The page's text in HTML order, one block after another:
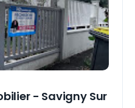
- Savigny Sur